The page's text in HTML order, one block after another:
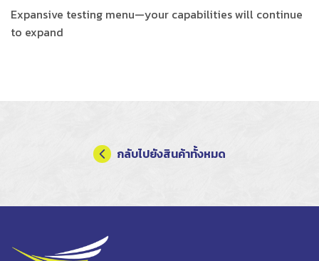
Expansive testing menu—your capabilities will continue
to expand
กลับไปยังสินค้าทั้งหมด